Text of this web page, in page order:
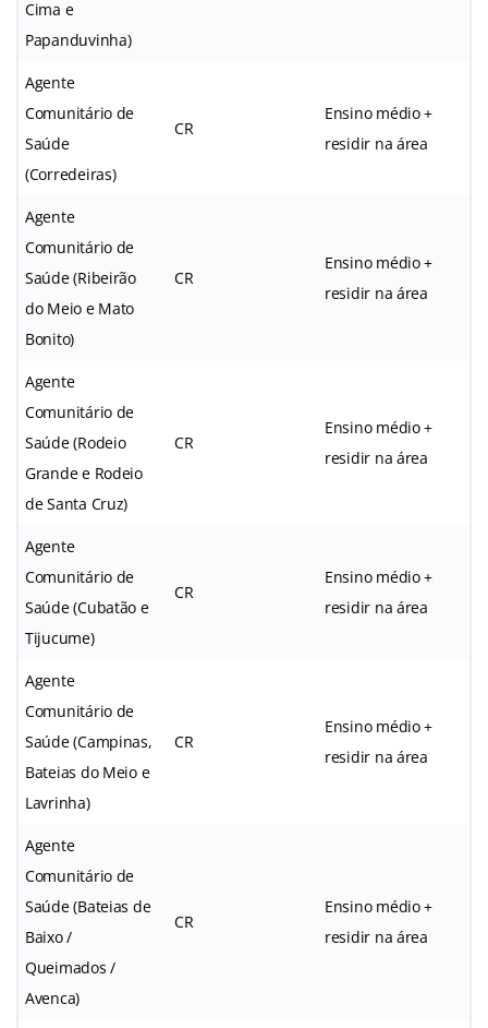
Cima e
Papanduvinha)
Agente
Comunitário de
Saúde
(Corredeiras)
CR
Ensino médio +
residir na área
Agente
Comunitário de
Saúde (Ribeirão
do Meio e Mato
Bonito)
CR
Ensino médio +
residir na área
Agente
Comunitário de
Saúde (Rodeio
Grande e Rodeio
de Santa Cruz)
CR
Ensino médio +
residir na área
Agente
Comunitário de
Saúde (Cubatão e
Tijucume)
CR
Ensino médio +
residir na área
Agente
Comunitário de
Saúde (Campinas,
Bateias do Meio e
Lavrinha)
CR
Ensino médio +
residir na área
Agente
Comunitário de
Saúde (Bateias de
Baixo /
Queimados /
Avenca)
CR
Ensino médio +
residir na área